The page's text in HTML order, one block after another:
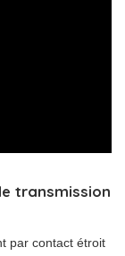
transmission
par contact étroit